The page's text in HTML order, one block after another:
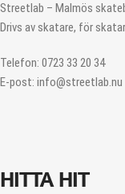
Streetlab – Malmös
Drivs av skatare, för
Telefon: 0723 33 20 34
E-post: info@streetlab.nu
HITTA HIT